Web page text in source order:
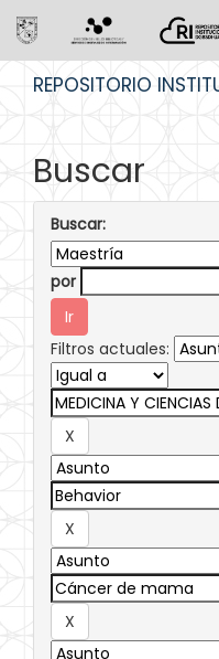
REPOSITORIO
Buscar
Buscar:
por
Filtros actuales: